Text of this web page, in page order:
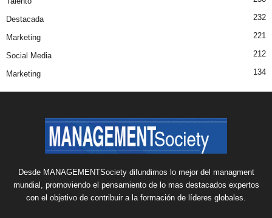
Destacada 232
Marketing 221
Social Media 212
Marketing 134
Desde MANAGEMENTSociety difundimos lo mejor del managment
mundial, promoviendo el pensamiento de lo mas destacados expertos
con el objetivo de contribuir a la formación de líderes globales.